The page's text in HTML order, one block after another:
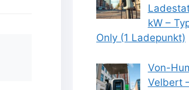
kW –
Only (1 Ladepunkt)
Von-
Velbert